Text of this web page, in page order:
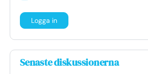
Senaste diskussionerna